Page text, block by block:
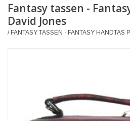
Merchandise
Fantasy tassen -
David Jones
/FANTASY TASSEN - FANTASY HANDTAS